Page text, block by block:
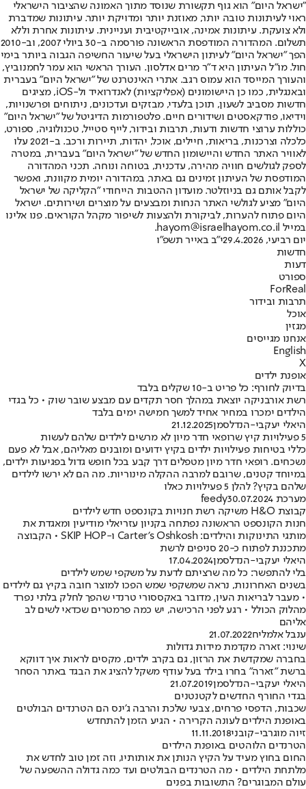
"ישראל היום" הוא גוף תקשורת שנוסד מתוך האמונה שהציבור הישראלי
ראוי לעיתונות טובה יותר, מאוזנת יותר ומדויקת יותר. עיתונות שמדברת
ולא צועקת. עיתונות אמינה, אובייקטיבית ועניינית. עיתונות אחרת וללא
תשלום. המהדורה המודפסת הראשונה פורסמה ב-30 ביולי 2007, וב-2010
הפך "ישראל היום" לעיתון הישראלי בעל שיעור החשיפה הגבוה ביותר בימי
חול. מו"ל העיתון היא ד"ר מרים אדלסון. העורך הראשי הוא עמר לחמנוביץ,
והעורך המייסד הוא עמוס רגב. אתרי האינטרנט של "ישראל היום" בעברית
ובאנגלית, כמו כן היישומונים (אפליקציות) לאנדרואיד ול-iOS, מציגים
חדשות מסביב לשעון, תוכן בלעדי, מבזקים ועדכונים, ניתוחים ופרשנויות,
וידיאו, פודקאסטים ושידורים חיים. פלטפורמות הדיגיטל של "ישראל היום"
כוללות ערוצי חדשות ודעות, תרבות ובידור, לייף סטייל, טכנולוגיה, ספורט,
כלכלה וצרכנות, בריאות, חיילים, אוכל, יהדות, תיירות ורכב. ב-2021 עלו
לאוויר האתר החדש והיישומון החדש של "ישראל היום" בעברית, במטרה
לספק לגולשים חוויה מהירה, עדכנית, בטוחה ונוחה. תכני המהדורה
המודפסת של העיתון זמינים גם באתר, במהדורה יומית מקוונת, ואפשר
לקבל אותם גם בניוזלטר. מועדון ההטבות הייחודי "הקליקה של ישראל
היום" מציע לגולשי האתר הנחות ומבצעים על מוצרים ושירותים. ישראל
היום פתוח להערות, לביקורת ולהצעות לשיפור מקהל הקוראים. פנו אלינו
במייל hayom@israelhayom.co.il.
יום רביעי, 29.4.2026
י"ב באייר תשפ"ו
חדשות
דעות
ספורט
ForReal
תרבות ובידור
אוכל
מגזין
אנחנו מגייסים
English
X
אופנת ילדים
בדיוק לחורף: כל פריט ב-10 שקלים בלבד
רשת אורבניקה יוצאת במהלך חסר תקדים עם מבצע שובר שוק • כל בגדי
הילדים ימכרו במחיר אחיד למשך חמישה ימים בלבד
היאלי יעקבי-הנדלסמן21.12.2025
5 פעילויות קיץ שרופאי חדר מיון לא מרשים לילדים שלהם לעשות
כללי בטיחות פעילויות ילדים בקיץ ידועים ומובנים מאליהם, אבל לא פעם
נשכחים. רופאי חדר מיון מטפלים דרך קבע בכל חופש גדול בפגיעות ילדים,
במיוחד קטנים, שרובם למרבה ההקלה מינוריות. מה הם לא ירשו לילדים
שלהם בקיץ? להלן 5 פעילויות כאלו
מערכת feedy30.07.2024
קבוצת H&O משיקה רשת חנויות בקונספט חדש לילדים
חנות הקונספט הראשונה נפתחה בקניון עזריאלי מודיעין ומאגדת את
מותגי התינוקות והילדים: Carter’s Oshkosh ו-SKIP HOP • הקבוצה
מתכננת לפתוח כ-20 סניפים לרשת
היאלי יעקבי-הנדלסמן17.04.2024
בלי להתפשר: כל מה שרציתם לדעת על משקפי שמש לילדים
בשנים האחרונות, נראה שמשקפי שמש הפכו למוצר חובה בקיץ גם לילדים
• מעבר לבריאות העין, מדובר באקססורי טרנדי שהפך לחלק בלתי נפרד
מהלוק הכולל • רגע לפני הרכישה, יש כמה פרמטרים שכדאי לשים לב
אליהם
ענבל אלמליח21.07.2022
שינוי: זארה מקדמת מידות גדולות
בחברה שמקדשת את הרזון, גם בקרב ילדים, מקסים לראות איך דווקא
ברשת "זארה" בחרו בילד בעל עודף משקל להציג את הבגד באתר הסחר
היאלי יעקבי-הנדלסמן21.07.2019
בגדי החורף החדשים לקטנטנים
שכבות, הדפסי פרחים, צבעי שלכת והרבה ג'ינס הם הטרנדים הבולטים
באופנת הילדים לעונה הקרירה • הגיע הזמן להתחדש
זיוה מוגרבי-קובני11.11.2018
הטרנדים הלוהטים באופנת הילדים
החום בחוץ מעיד על הקיץ הנותן את אותותיו, וזה זמן טוב לחדש את
מלתחת הילדים • מה הטרנדים הבולטים ועד כמה גדולה ההשפעה של
עולם המבוגרים? התשובות בפנים